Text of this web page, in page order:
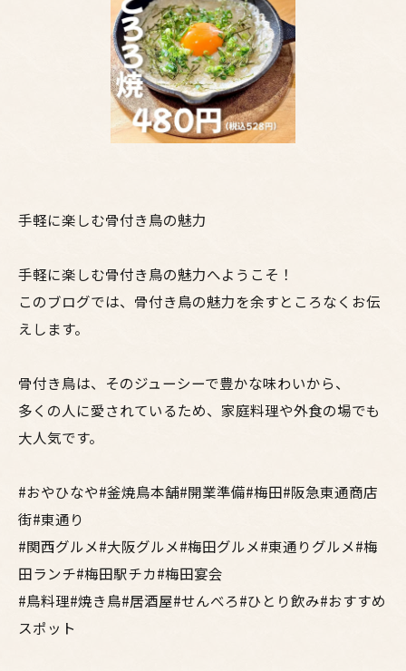
手軽に楽しむ骨付き鳥の魅力
手軽に楽しむ骨付き鳥の魅力へようこそ！
このブログでは、骨付き鳥の魅力を余すところなくお伝
えします。
骨付き鳥は、そのジューシーで豊かな味わいから、
多くの人に愛されているため、家庭料理や外食の場でも
大人気です。
#おやひなや#釜焼鳥本舗#開業準備#梅田#阪急東通商店
街#東通り
#関西グルメ#大阪グルメ#梅田グルメ#東通りグルメ#梅
田ランチ#梅田駅チカ#梅田宴会
#鳥料理#焼き鳥#居酒屋#せんべろ#ひとり飲み#おすすめ
スポット